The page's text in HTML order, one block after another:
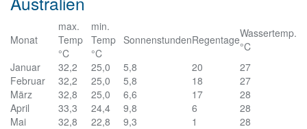
Monat
max.
Temp
°C
min.
Temp
°C
SonnenstundenRegentageWassertemp.
°C
Januar
32,2 25,0 5,8 20
27
Februar
32,2 25,0 5,8 18
27
März
32,8 25,0 6,6 17
28
April
33,3 24,4 9,8 6
28
Mai
32,8 22,8 9,3 1
28